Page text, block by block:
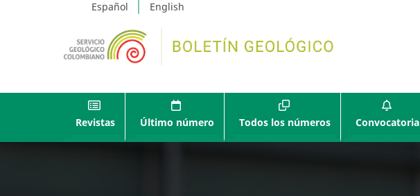
Español English
Revistas Último número Todos los números Convocatoria